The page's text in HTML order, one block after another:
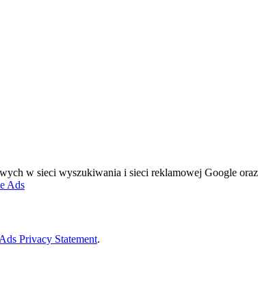
w sieci wyszukiwania i sieci reklamowej Google
Ads
Privacy Statement.